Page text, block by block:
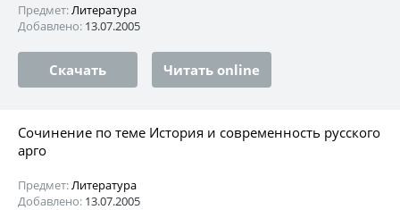
Предмет:Литература
Добавлено: 13.07.2005
Скачать Читать online
Сочинение по теме История и современность русского
арго
Предмет:Литература
Добавлено: 13.07.2005